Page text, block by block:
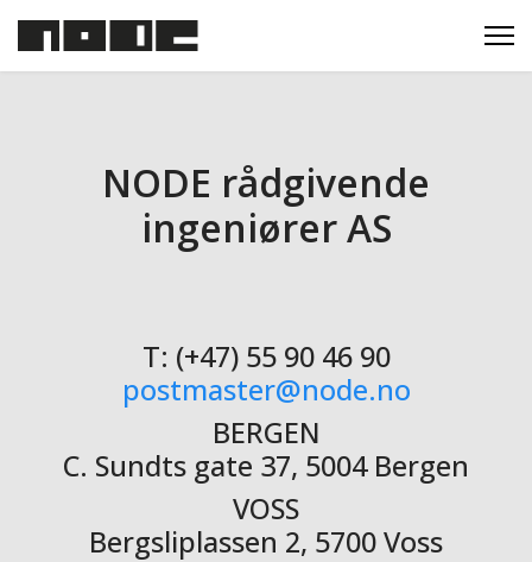
NODE rådgivende
ingeniører AS
T: (+47) 55 90 46 90
postmaster@node.no
BERGEN
C. Sundts gate 37, 5004 Bergen
VOSS
Bergsliplassen 2, 5700 Voss